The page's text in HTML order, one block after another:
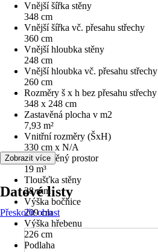
Vnější šířka stěny
348 cm
Vnější šířka vč. přesahu střechy
360 cm
Vnější hloubka stěny
248 cm
Vnější hloubka vč. přesahu střechy
260 cm
Rozměry š x h bez přesahu střechy
348 x 248 cm
Zastavěná plocha v m2
7,93 m²
Vnitřní rozměry (ŠxH)
330 cm x N/A
Obestavěný prostor
19 m³
Tloušťka stěny
28 mm
Výška bočnice
209 cm
Výška hřebenu
226 cm
Podlaha
Zobrazit více
Datové listy
Přeskočit oblast